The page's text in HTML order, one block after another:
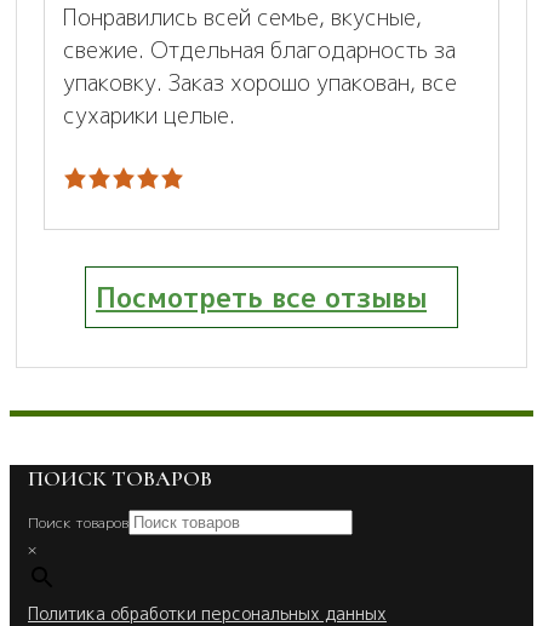
Понравились всей семье, вкусные,
свежие. Отдельная благодарность за
упаковку. Заказ хорошо упакован, все
сухарики целые.
Посмотреть все отзывы
ПОИСК ТОВАРОВ
Поиск товаров
×
Политика обработки персональных данных